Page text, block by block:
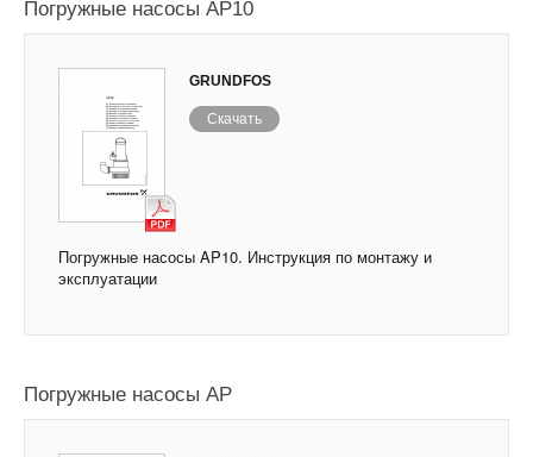
Погружные насосы AP10
GRUNDFOS
Скачать
Погружные насосы AP10. Инструкция по монтажу и
эксплуатации
Погружные насосы AP